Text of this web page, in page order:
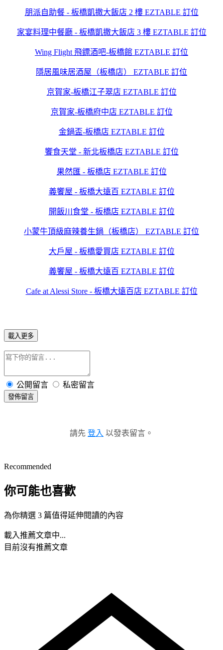
朋派自助餐 - 板橋凱撒大飯店 2 樓 EZTABLE 訂位
家宴料理中餐廳 - 板橋凱撒大飯店 3 樓 EZTABLE 訂位
Wing Flight 飛鏢酒吧-板橋館 EZTABLE 訂位
隱居風味居酒屋（板橋店） EZTABLE 訂位
京賀家-板橋江子翠店 EZTABLE 訂位
京賀家-板橋府中店 EZTABLE 訂位
金鍋盃-板橋店 EZTABLE 訂位
饗食天堂 - 新北板橋店 EZTABLE 訂位
果然匯 - 板橋店 EZTABLE 訂位
義饗屋 - 板橋大遠百 EZTABLE 訂位
開飯川食堂 - 板橋店 EZTABLE 訂位
小蒙牛頂級麻辣養生鍋（板橋店） EZTABLE 訂位
大戶屋 - 板橋愛買店 EZTABLE 訂位
義饗屋 - 板橋大遠百 EZTABLE 訂位
Cafe at Alessi Store - 板橋大遠百店 EZTABLE 訂位
載入更多
公開留言 私密留言
發佈留言
請先 登入 以發表留言。
Recommended
你可能也喜歡
為你精選 3 篇值得延伸閱讀的內容
載入推薦文章中...
目前沒有推薦文章